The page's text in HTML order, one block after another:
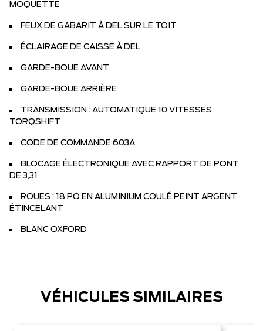
MOQUETTE
FEUX DE GABARIT À DEL SUR LE TOIT
ÉCLAIRAGE DE CAISSE À DEL
GARDE-BOUE AVANT
GARDE-BOUE ARRIÈRE
TRANSMISSION : AUTOMATIQUE 10 VITESSES
TORQSHIFT
CODE DE COMMANDE 603A
BLOCAGE ÉLECTRONIQUE AVEC RAPPORT DE PONT
DE 3,31
ROUES : 18 PO EN ALUMINIUM COULÉ PEINT ARGENT
ÉTINCELANT
BLANC OXFORD
VÉHICULES SIMILAIRES